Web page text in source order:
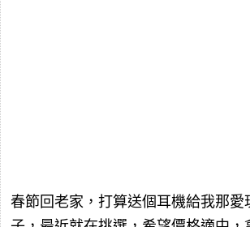
春節回老家，打算送個耳機給我那愛